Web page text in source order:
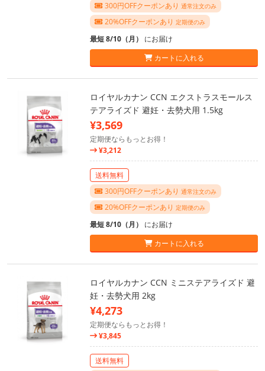
300円OFFクーポンあり 通常注文のみ
20%OFFクーポンあり 定期便のみ
最短 8/10（月） にお届け
カートに入れる
ロイヤルカナン CCN エクストラスモールス
テアライズド 避妊・去勢犬用 1.5kg
¥3,569
定期便ならもっとお得！
¥3,212
送料無料
300円OFFクーポンあり 通常注文のみ
20%OFFクーポンあり 定期便のみ
最短 8/10（月） にお届け
カートに入れる
ロイヤルカナン CCN ミニステアライズド 避
妊・去勢犬用 2kg
¥4,273
定期便ならもっとお得！
¥3,845
送料無料